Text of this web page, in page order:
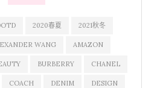
2020春夏 2021秋冬
WANG AMAZON
BURBERRY CHANEL
COACH DENIM DESIGN